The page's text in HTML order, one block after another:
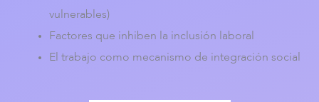
vulnerables)
Factores que inhiben la inclusión laboral
El trabajo como mecanismo de integración social